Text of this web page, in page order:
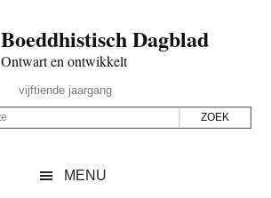
Boeddhistisch Dagblad
Ontwart en ontwikkelt
vijftiende jaargang
MENU